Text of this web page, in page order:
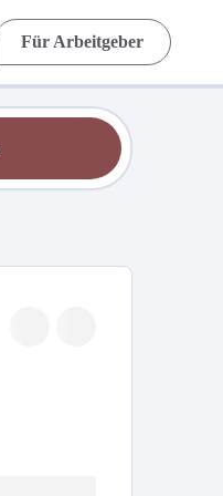
Für Arbeitgeber